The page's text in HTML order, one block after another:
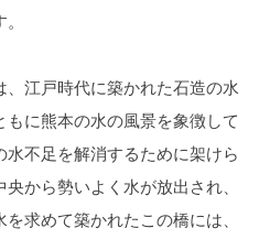
江戸時代に築かれた石造の水
に熊本の水の風景を象徴して
不足を解消するために架けら
から勢いよく水が放出され、
求めて築かれたこの橋には、